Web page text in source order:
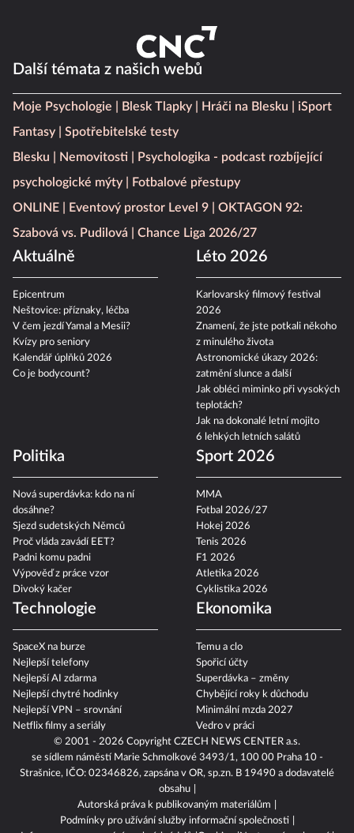
© 2001 - 2026 Copyright CZECH NEWS CENTER a.s.
se sídlem náměstí Marie Schmolkové 3493/1, 100 00 Praha 10 -
Strašnice, IČO: 02346826, zapsána v OR, sp.zn. B 19490 a dodavatelé
obsahu
Autorská práva k publikovaným materiálům
Podmínky pro užívání služby informační společnosti
Další témata z našich webů
Moje Psychologie Blesk Tlapky Hráči na Blesku
iSport
Fantasy
Spotřebitelské testy
Blesku
Nemovitosti
Psychologika - podcast rozbíjející
psychologické mýty
Fotbalové přestupy
ONLINE
Eventový prostor Level 9
OKTAGON 92:
Szabová vs. Pudilová
Chance Liga 2026/27
Aktuálně
Epicentrum
Neštovice: příznaky, léčba
V čem jezdí Yamal a Mesii?
Kvízy pro seniory
Kalendář úplňků 2026
Co je bodycount?
Léto 2026
Karlovarský filmový festival
2026
Znamení, že jste potkali někoho
z minulého života
Astronomické úkazy 2026:
zatmění slunce a další
Jak obléci miminko při vysokých
teplotách?
Jak na dokonalé letní mojito
6 lehkých letních salátů
Politika
Nová superdávka: kdo na ní
dosáhne?
Sjezd sudetských Němců
Proč vláda zavádí EET?
Padni komu padni
Výpověď z práce vzor
Divoký kačer
Sport 2026
MMA
Fotbal 2026/27
Hokej 2026
Tenis 2026
F1 2026
Atletika 2026
Cyklistika 2026
Technologie
SpaceX na burze
Nejlepší telefony
Nejlepší AI zdarma
Nejlepší chytré hodinky
Nejlepší VPN – srovnání
Netflix filmy a seriály
Ekonomika
Temu a clo
Spořicí účty
Superdávka – změny
Chybějící roky k důchodu
Minimální mzda 2027
Vedro v práci